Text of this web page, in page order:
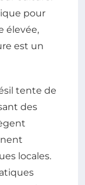
pour
élevée,
est un
tente de
des
locales.